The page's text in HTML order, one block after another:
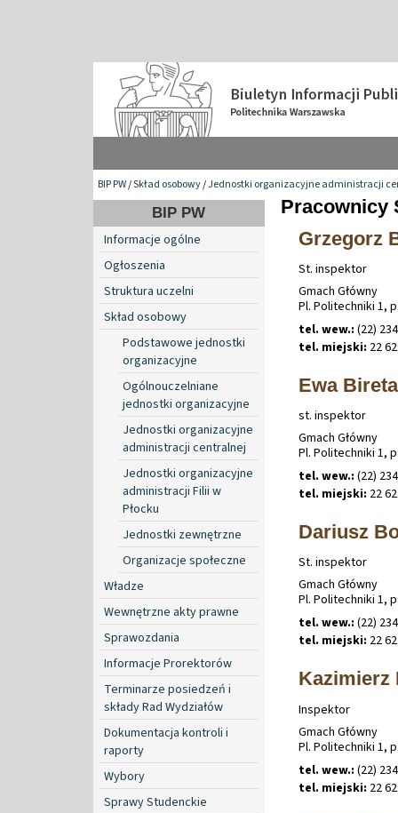
BIP PW/Skład osobowy/Jednostki organizacyjne administracji
BIP PW
Informacje ogólne
Ogłoszenia
Struktura uczelni
Skład osobowy
Podstawowe jednostki
organizacyjne
Ogólnouczelniane
jednostki organizacyjne
Jednostki organizacyjne
administracji centralnej
Jednostki organizacyjne
administracji Filii w
Płocku
Jednostki zewnętrzne
Organizacje społeczne
Władze
Wewnętrzne akty prawne
Sprawozdania
Informacje Prorektorów
Terminarze posiedzeń i
składy Rad Wydziałów
Dokumentacja kontroli i
raporty
Wybory
Sprawy Studenckie
Pracownicy
Grzegorz
St. inspektor
Gmach Główny
Pl. Politechniki 1,
tel. wew.: (22)
tel. miejski: 22
Ewa Bireta
st. inspektor
Gmach Główny
Pl. Politechniki 1,
tel. wew.: (22)
tel. miejski: 22
Dariusz
St. inspektor
Gmach Główny
Pl. Politechniki 1,
tel. wew.: (22)
tel. miejski: 22
Kazimierz
Inspektor
Gmach Główny
Pl. Politechniki 1,
tel. wew.: (22)
tel. miejski: 22